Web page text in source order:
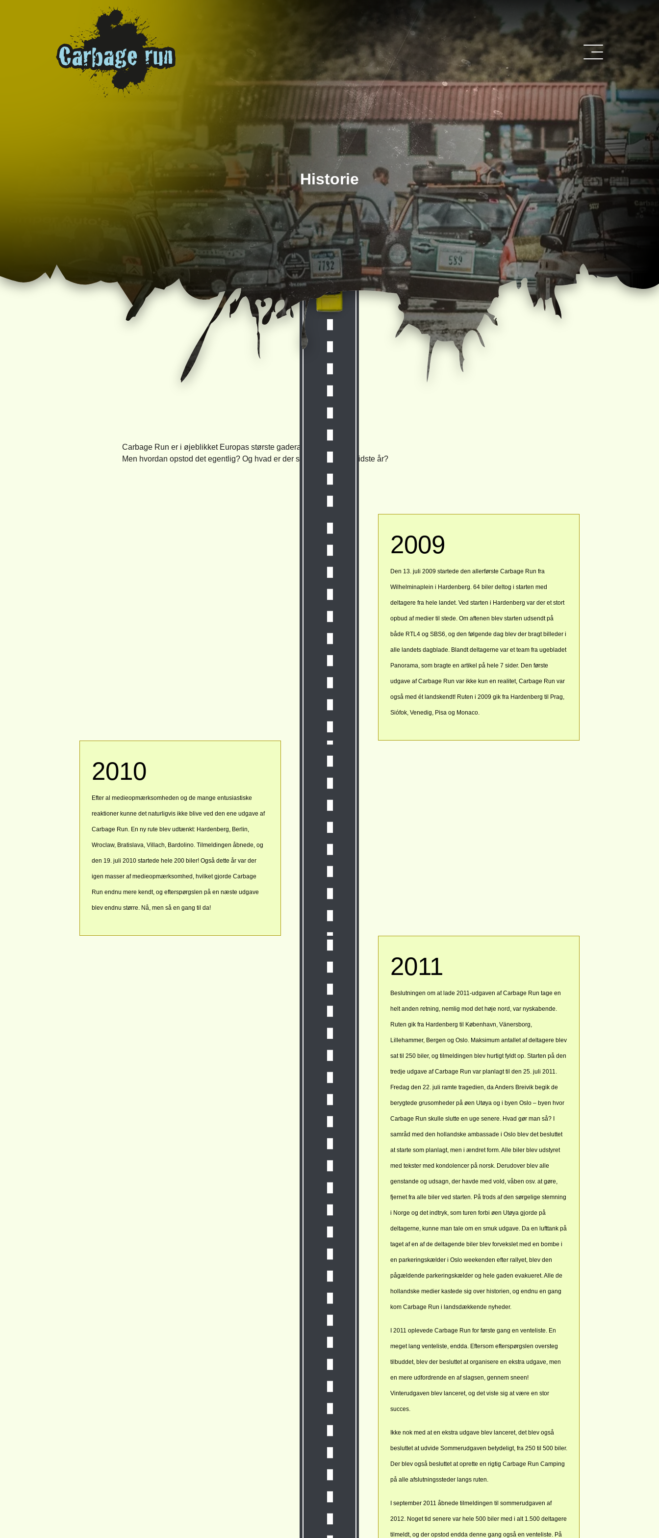
Historie
Carbage Run er i øjeblikket Europas største gaderally.
Men hvordan opstod det egentlig? Og hvad er der sket i løbet af de sidste år?
2009
Den 13. juli 2009 startede den allerførste Carbage Run fra
Wilhelminaplein i Hardenberg. 64 biler deltog i starten med
deltagere fra hele landet. Ved starten i Hardenberg var der et stort
opbud af medier til stede. Om aftenen blev starten udsendt på
både RTL4 og SBS6, og den følgende dag blev der bragt billeder i
alle landets dagblade. Blandt deltagerne var et team fra ugebladet
Panorama, som bragte en artikel på hele 7 sider. Den første
udgave af Carbage Run var ikke kun en realitet, Carbage Run var
også med ét landskendt! Ruten i 2009 gik fra Hardenberg til Prag,
Siófok, Venedig, Pisa og Monaco.
2010
Efter al medieopmærksomheden og de mange entusiastiske
reaktioner kunne det naturligvis ikke blive ved den ene udgave af
Carbage Run. En ny rute blev udtænkt: Hardenberg, Berlin,
Wroclaw, Bratislava, Villach, Bardolino. Tilmeldingen åbnede, og
den 19. juli 2010 startede hele 200 biler! Også dette år var der
igen masser af medieopmærksomhed, hvilket gjorde Carbage
Run endnu mere kendt, og efterspørgslen på en næste udgave
blev endnu større. Nå, men så en gang til da!
2011
Beslutningen om at lade 2011-udgaven af Carbage Run tage en
helt anden retning, nemlig mod det høje nord, var nyskabende.
Ruten gik fra Hardenberg til København, Vänersborg,
Lillehammer, Bergen og Oslo. Maksimum antallet af deltagere blev
sat til 250 biler, og tilmeldingen blev hurtigt fyldt op. Starten på den
tredje udgave af Carbage Run var planlagt til den 25. juli 2011.
Fredag den 22. juli ramte tragedien, da Anders Breivik begik de
berygtede grusomheder på øen Utøya og i byen Oslo – byen hvor
Carbage Run skulle slutte en uge senere. Hvad gør man så? I
samråd med den hollandske ambassade i Oslo blev det besluttet
at starte som planlagt, men i ændret form. Alle biler blev udstyret
med tekster med kondolencer på norsk. Derudover blev alle
genstande og udsagn, der havde med vold, våben osv. at gøre,
fjernet fra alle biler ved starten. På trods af den sørgelige stemning
i Norge og det indtryk, som turen forbi øen Utøya gjorde på
deltagerne, kunne man tale om en smuk udgave. Da en lufttank på
taget af en af de deltagende biler blev forvekslet med en bombe i
en parkeringskælder i Oslo weekenden efter rallyet, blev den
pågældende parkeringskælder og hele gaden evakueret. Alle de
hollandske medier kastede sig over historien, og endnu en gang
kom Carbage Run i landsdækkende nyheder.
I 2011 oplevede Carbage Run for første gang en venteliste. En
meget lang venteliste, endda. Eftersom efterspørgslen oversteg
tilbuddet, blev der besluttet at organisere en ekstra udgave, men
en mere udfordrende en af slagsen, gennem sneen!
Vinterudgaven blev lanceret, og det viste sig at være en stor
succes.
Ikke nok med at en ekstra udgave blev lanceret, det blev også
besluttet at udvide Sommerudgaven betydeligt, fra 250 til 500 biler.
Der blev også besluttet at oprette en rigtig Carbage Run Camping
på alle afslutningssteder langs ruten.
I september 2011 åbnede tilmeldingen til sommerudgaven af
2012. Noget tid senere var hele 500 biler med i alt 1.500 deltagere
tilmeldt, og der opstod endda denne gang også en venteliste. På